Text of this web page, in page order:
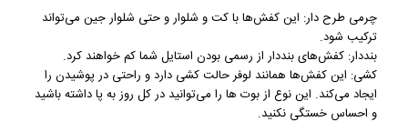
چرمی طرح دار: این کفش‌ها با کت‌ و شلوار و حتی شلوار جین می‌تواند
ترکیب شود.
بنددار: کفش‌های بنددار از رسمی بودن استایل شما کم خواهند کرد.
کشی: این کفش‌ها همانند لوفر حالت کشی دارد و راحتی در پوشیدن را
ایجاد می‌کند. این نوع از بوت ها را می‌توانید در کل روز به پا داشته باشید
و احساس خستگی نکنید.